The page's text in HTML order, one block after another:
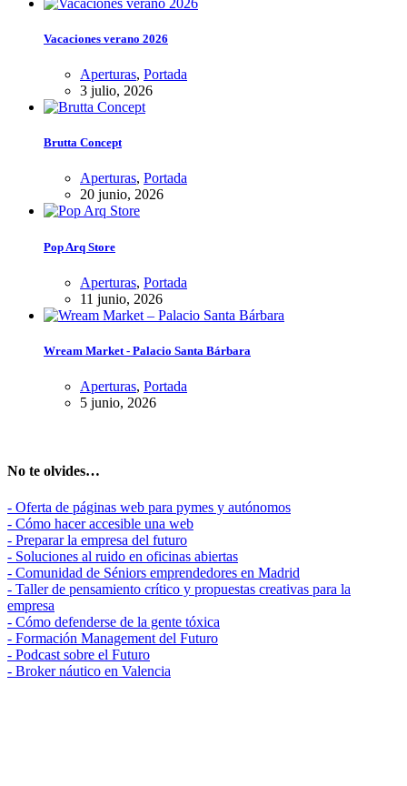
Vacaciones verano 2026
Aperturas, Portada
3 julio, 2026
Brutta Concept
Aperturas, Portada
20 junio, 2026
Pop Arq Store
Aperturas, Portada
11 junio, 2026
Wream Market - Palacio Santa Bárbara
Aperturas, Portada
5 junio, 2026
No te olvides…
- Oferta de páginas web para pymes y autónomos
- Cómo hacer accesible una web
- Preparar la empresa del futuro
- Soluciones al ruido en oficinas abiertas
- Comunidad de Séniors emprendedores en Madrid
- Taller de pensamiento crítico y propuestas creativas para la
empresa
- Cómo defenderse de la gente tóxica
- Formación Management del Futuro
- Podcast sobre el Futuro
- Broker náutico en Valencia